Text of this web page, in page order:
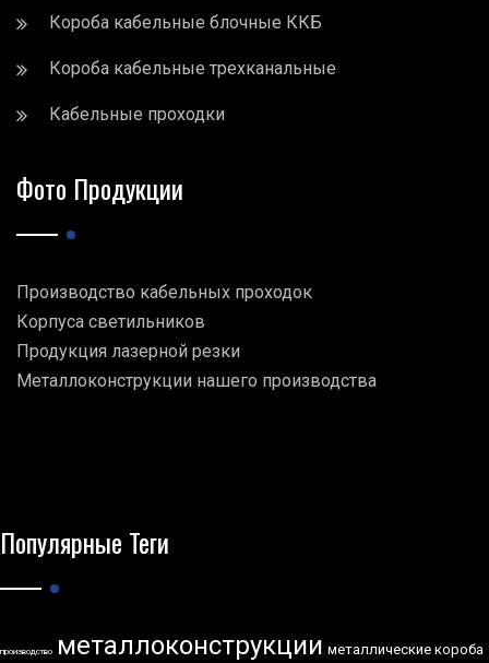
Короба кабельные блочные ККБ
Короба кабельные трехканальные
Кабельные проходки
Фото Продукции
Производство кабельных проходок
Корпуса светильников
Продукция лазерной резки
Металлоконструкции нашего производства
Популярные Теги
производство металлоконструкции металлические короба